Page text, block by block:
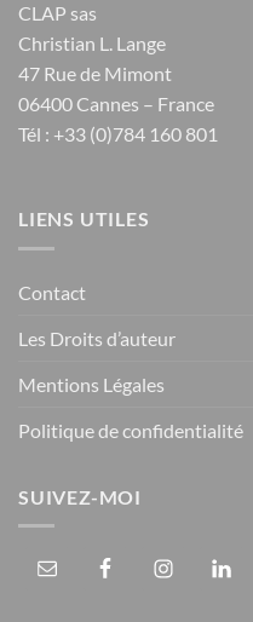
CLAP sas
Christian L. Lange
47 Rue de Mimont
06400 Cannes – France
Tél : +33 (0)784 160 801
LIENS UTILES
Contact
Les Droits d’auteur
Mentions Légales
Politique de confidentialité
SUIVEZ-MOI